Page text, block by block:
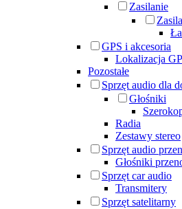
Zasilanie
GPS i akcesoria
Lokalizacja
Pozostałe
Sprzęt audio dla
Głośniki
Radia
Zestawy stereo
Sprzęt audio
Głośniki
Sprzęt car audio
Transmitery
Sprzęt satelitarny